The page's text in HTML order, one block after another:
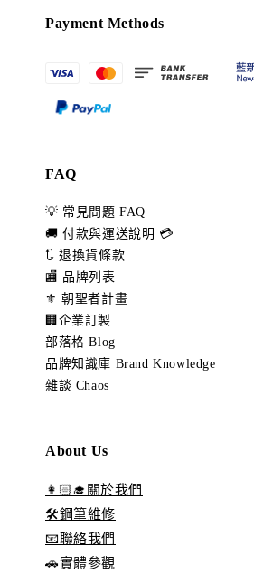
Payment Methods
FAQ
💡 常見問題 FAQ
🚚 付款與運送說明 💳
🔃 退換貨條款
🏬 品牌列表
⚜️ 朝聖者計畫
🏢企業訂製
部落格 Blog
品牌知識庫 Brand Knowledge
雜談 Chaos
About Us
👩🏻‍🎓關於我們
🛠️鋼筆維修
📧聯絡我們
🚗實體參觀